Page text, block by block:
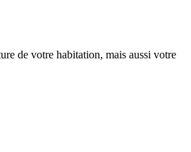
de votre habitation, mais aussi votre